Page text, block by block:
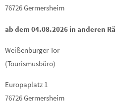
76726 Germersheim
ab dem 04.08.2026 in anderen
Weißenburger Tor
(Tourismusbüro)
Europaplatz 1
76726 Germersheim